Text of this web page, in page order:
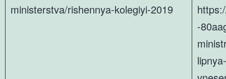
ministerstva/rishennya-kolegiyi-2019
-